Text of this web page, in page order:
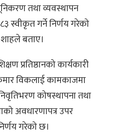
तथा व्यवस्थापन
स्वीकृत गर्ने निर्णय गरेको
बताए।
प्रतिष्ठानको कार्यकारी
विकलाई कामकाजमा
कोषस्थापना तथा
अवधारणापत्र उपर
गरेको छ।